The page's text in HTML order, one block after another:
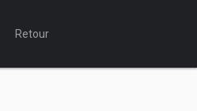
Retour